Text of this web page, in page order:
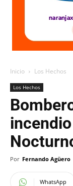
Inicio Los Hechos
Los Hechos
Por Fernando Agüero
WhatsApp